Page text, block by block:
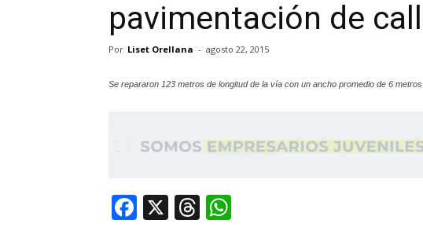
pavimentación de
Por Liset Orellana - agosto 22, 2015
Se repararon 123 metros de longitud de la vía con un ancho promedio de 6
Facebook
X Threads